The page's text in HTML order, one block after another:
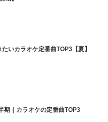
いカラオケ定番曲TOP3【夏】
期｜カラオケの定番曲TOP3